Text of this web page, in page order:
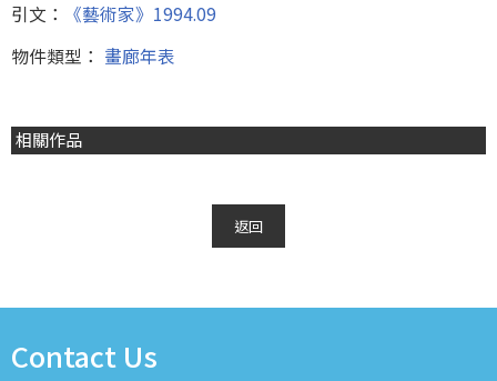
引文：
《藝術家》1994.09
物件類型： 畫廊年表
相關作品
返回
Contact Us